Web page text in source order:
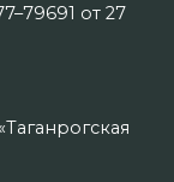
от 27